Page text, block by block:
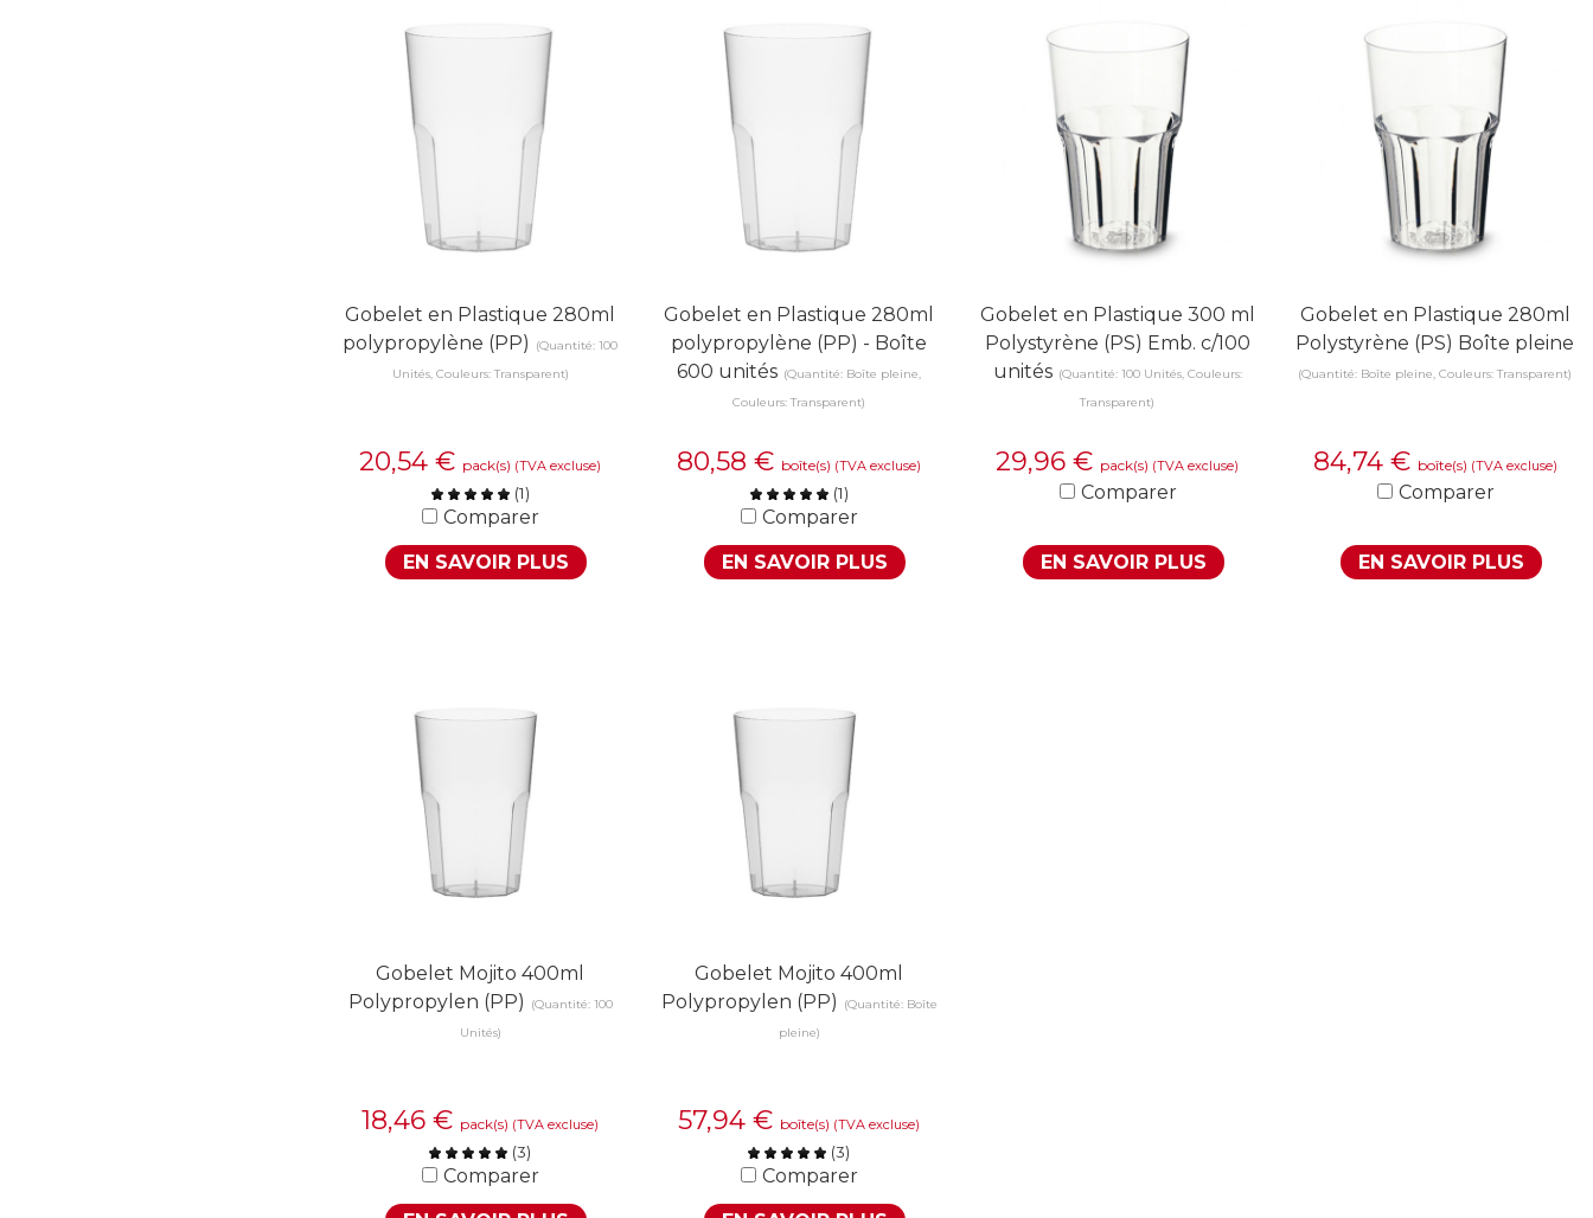
Gobelet en Plastique 280ml
polypropylène (PP)
(Quantité: 100
Unités, Couleurs: Transparent)
20,54 € pack(s) (TVA excluse)
(1)
Comparer
EN SAVOIR PLUS
Gobelet en Plastique 280ml
polypropylène (PP) - Boîte
600 unités (Quantité: Boîte pleine,
Couleurs: Transparent)
80,58 € boîte(s) (TVA excluse)
(1)
Comparer
EN SAVOIR PLUS
Gobelet en Plastique 300 ml
Polystyrène (PS) Emb. c/100
unités (Quantité: 100 Unités, Couleurs:
Transparent)
29,96 € pack(s) (TVA excluse)
Comparer
EN SAVOIR PLUS
Gobelet en Plastique 280ml
Polystyrène (PS) Boîte pleine
(Quantité: Boîte pleine, Couleurs: Transparent)
84,74 € boîte(s) (TVA excluse)
Comparer
EN SAVOIR PLUS
Gobelet Mojito 400ml
Polypropylen (PP)
(Quantité: 100
Unités)
18,46 € pack(s) (TVA excluse)
(3)
Comparer
Gobelet Mojito 400ml
Polypropylen (PP)
(Quantité: Boîte
pleine)
57,94 € boîte(s) (TVA excluse)
(3)
Comparer